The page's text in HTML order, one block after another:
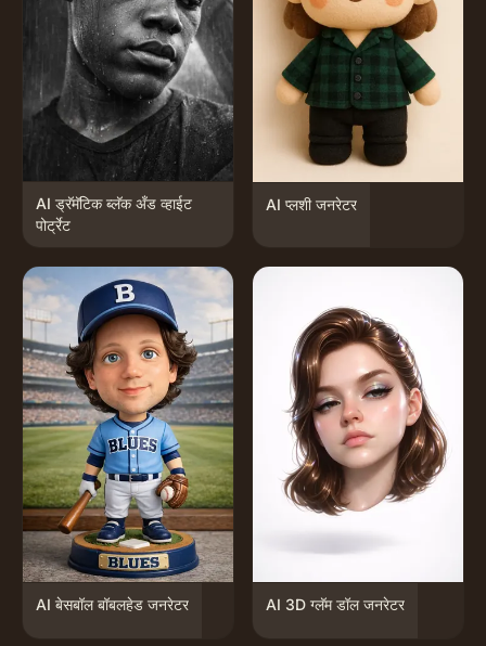
AI ड्रॅमॅटिक ब्लॅक अँड व्हाईट
पोर्ट्रेट
AI प्लशी जनरेटर
AI बेसबॉल बॉबलहेड जनरेटर AI 3D ग्लॅम डॉल जनरेटर